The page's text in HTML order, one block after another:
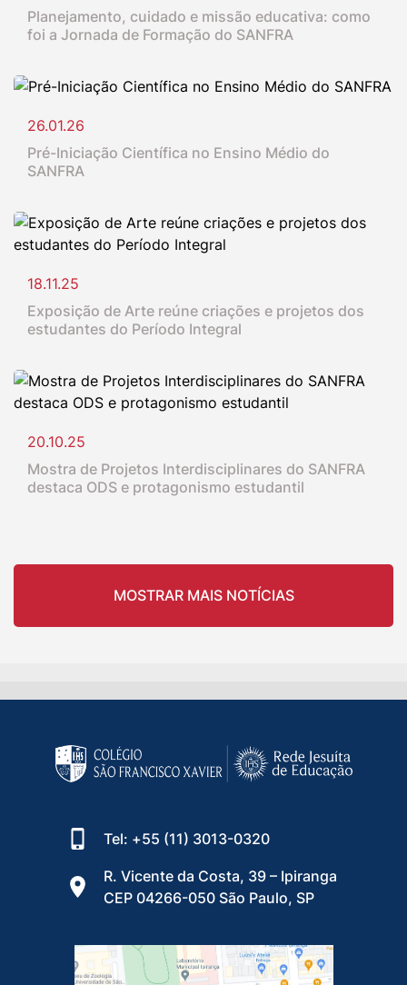
Planejamento, cuidado e missão educativa: como
foi a Jornada de Formação do SANFRA
26.01.26
Pré-Iniciação Científica no Ensino Médio do
SANFRA
18.11.25
Exposição de Arte reúne criações e projetos dos
estudantes do Período Integral
20.10.25
Mostra de Projetos Interdisciplinares do SANFRA
destaca ODS e protagonismo estudantil
MOSTRAR MAIS NOTÍCIAS
Tel: +55 (11) 3013-0320
R. Vicente da Costa, 39 – Ipiranga
CEP 04266-050 São Paulo, SP